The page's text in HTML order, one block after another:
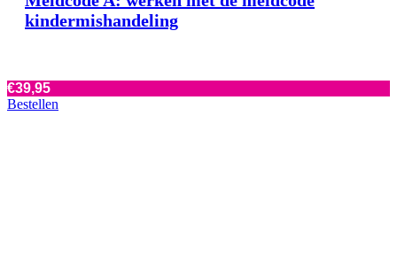
kindermishandeling
€39,95
Bestellen